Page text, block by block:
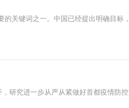
关键词之一。中国已经提出明确目标，
研究进一步从严从紧做好首都疫情防控